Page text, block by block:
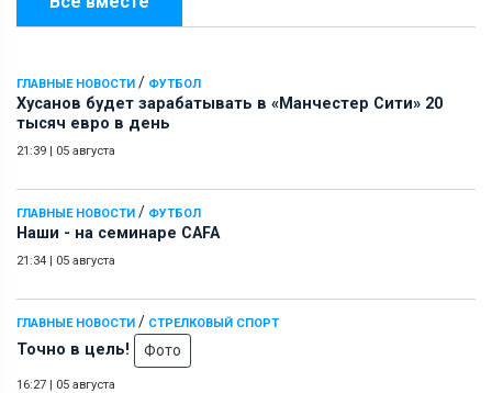
ГЛАВНЫЕ НОВОСТИ / ФУТБОЛ
Хусанов будет зарабатывать в «Манчестер Сити» 20
тысяч евро в день
21:39 | 05 августа
ГЛАВНЫЕ НОВОСТИ / ФУТБОЛ
Наши - на семинаре СAFA
21:34 | 05 августа
ГЛАВНЫЕ НОВОСТИ / СТРЕЛКОВЫЙ СПОРТ
Точно в цель! Фото
16:27 | 05 августа